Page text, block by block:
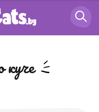
куче